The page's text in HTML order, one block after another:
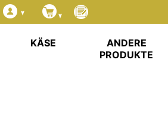
KÄSE
ANDERE
PRODUKTE